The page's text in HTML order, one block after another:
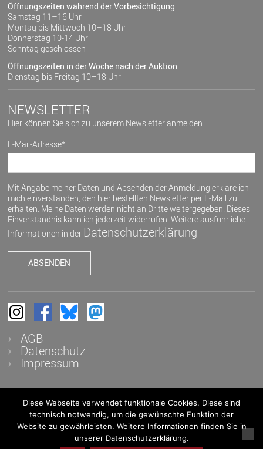
Öffnungszeiten während der Vorbesichtigung
Samstag 11–16 Uhr
Montag bis Mittwoch 10–18 Uhr
Donnerstag 10-14 Uhr
Sonntag geschlossen
Öffnungszeiten in der Woche nach der Auktion
Dienstag bis Freitag 10–18 Uhr
NEWSLETTER
Hier können Sie sich zu unserem Newsletter anmelden.
E-Mail-Adresse*:
Mit Angabe meiner Daten und Absenden der Anmeldung erkläre ich
mich einverstanden, den hier bestellten Newsletter per E-Mail zu
erhalten. Meine Daten werden nicht an Dritte weitergegeben. Dieses
Einverständnis kann ich jederzeit widerrufen. Weitere ausführliche
Informationen in der Datenschutzerklärung
AGB
Datenschutz
Impressum
© 2026 K&K - Auktionen in Heidelberg OHG - Alle Rechte
vorbehalten
Diese Webseite verwendet funktionale Cookies. Diese sind
technisch notwendig, um die gewünschte Funktion der
Website zu gewährleisten. Weitere Informationen finden Sie in
unserer Datenschutzerklärung.